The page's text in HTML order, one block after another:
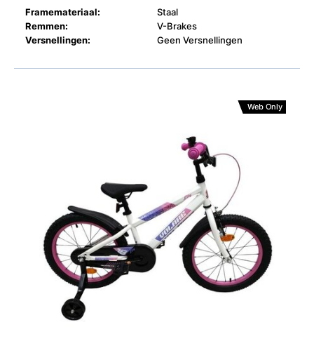
Framemateriaal:
Staal
Remmen:
V-Brakes
Versnellingen:
Geen Versnellingen
Web Only